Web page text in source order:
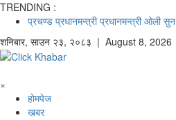
TRENDING :
प्रचण्ड प्रधानमन्त्री प्रधानमन्त्री ओली सुन
शनिबार, साउन २३, २०८३ | August 8, 2026
×
होमपेज
खबर